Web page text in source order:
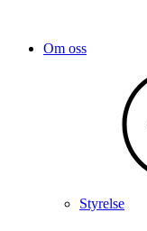
Om oss
Styrelse